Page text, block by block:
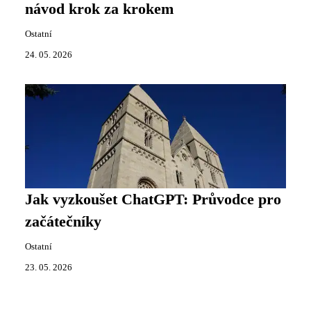
návod krok za krokem
Ostatní
24. 05. 2026
Jak vyzkoušet ChatGPT: Průvodce pro
začátečníky
Ostatní
23. 05. 2026